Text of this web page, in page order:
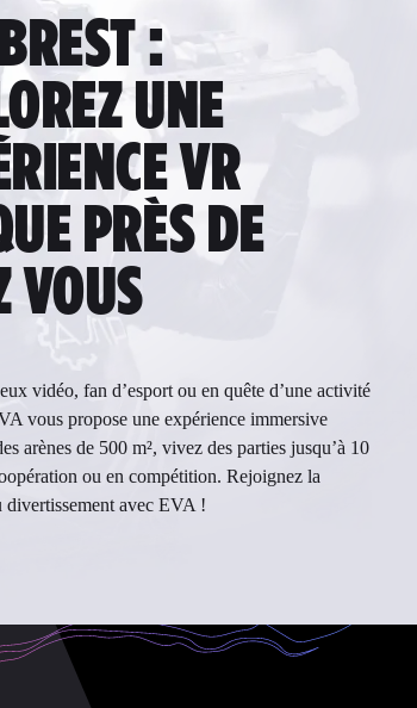
:
UNE
VR
PRÈS DE
VOUS
vidéo, fan d’esport ou en quête d’une activité
vous propose une expérience immersive
arènes de 500 m², vivez des parties jusqu’à 10
ou en compétition. Rejoignez la
avec EVA !